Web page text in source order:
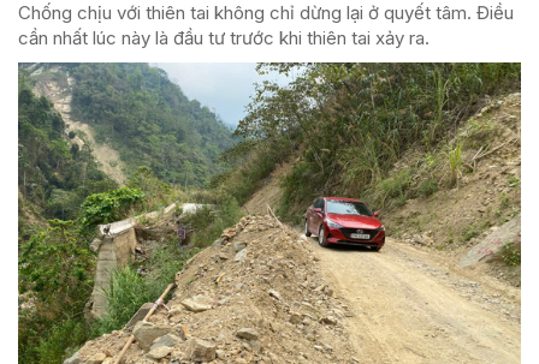
Chống chịu với thiên tai không chỉ dừng lại ở quyết tâm. Điều
cần nhất lúc này là đầu tư trước khi thiên tai xảy ra.